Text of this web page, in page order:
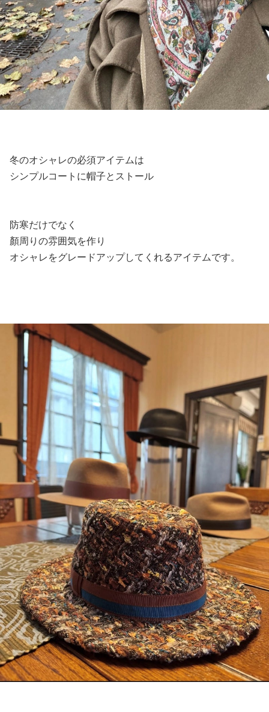
冬のオシャレの必須アイテムは
シンプルコートに帽子とストール
防寒だけでなく
顏周りの雰囲気を作り
オシャレをグレードアップしてくれるアイテムです。